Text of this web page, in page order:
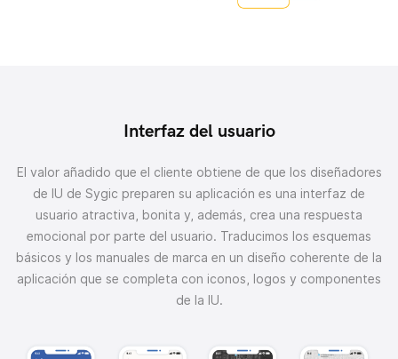
Interfaz del usuario
El valor añadido que el cliente obtiene de que los diseñadores
de IU de Sygic preparen su aplicación es una interfaz de
usuario atractiva, bonita y, además, crea una respuesta
emocional por parte del usuario. Traducimos los esquemas
básicos y los manuales de marca en un diseño coherente de la
aplicación que se completa con iconos, logos y componentes
de la IU.